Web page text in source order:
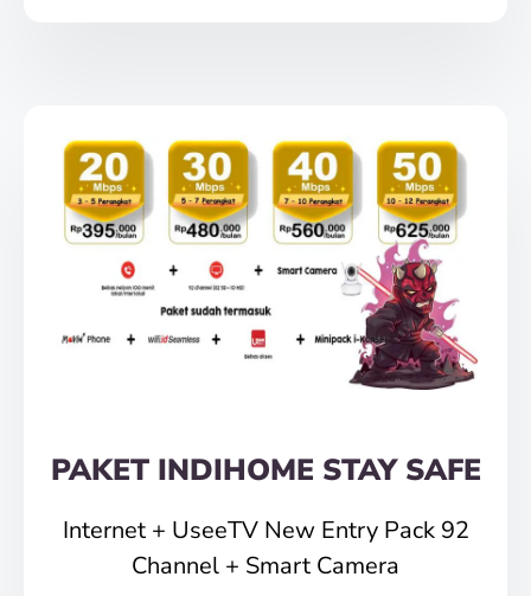
PAKET INDIHOME STAY SAFE
Internet + UseeTV New Entry Pack 92
Channel + Smart Camera